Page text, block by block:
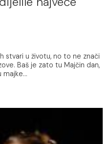
stvari u životu, no to ne znači
Baš je zato tu Majčin dan,